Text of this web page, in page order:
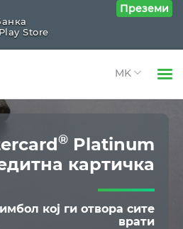
Open
Open
Премиум
® Platinum
картичка
кој ги отвора сите
врати
Store
Преземи